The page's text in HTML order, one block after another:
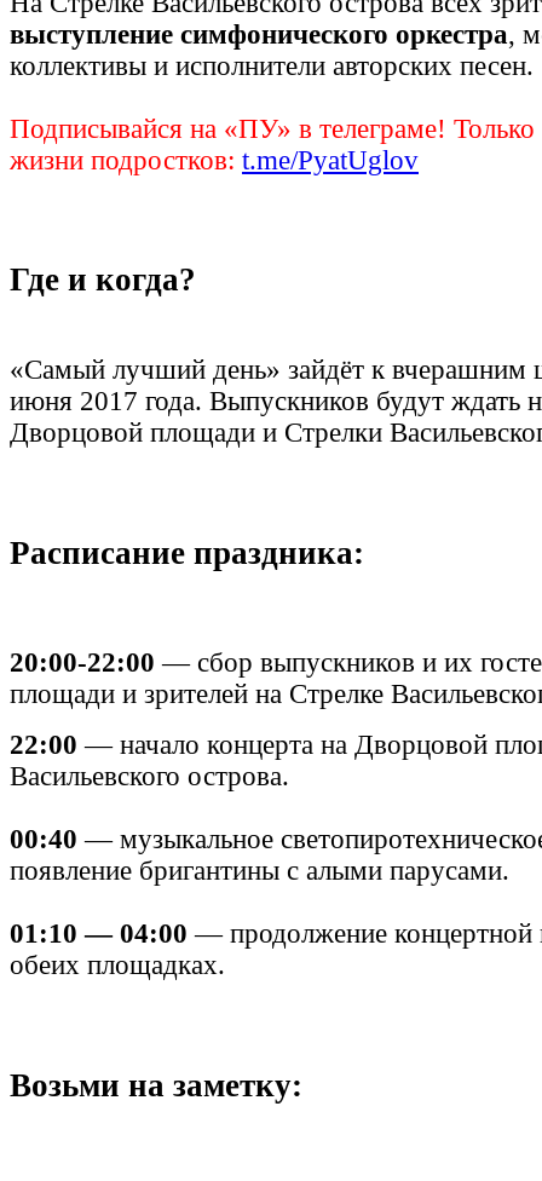
выступление симфонического оркестра,
коллективы и исполнители авторских песен.
Подписывайся на «ПУ» в телеграме!
жизни подростков: t.me/PyatUglov
Где и когда?
«Самый лучший день» зайдёт к вчерашним
июня 2017 года. Выпускников будут ждать
Дворцовой площади и Стрелки
Расписание праздника:
20:00-22:00 — сбор выпускников и их
площади и зрителей на Стрелке
22:00 — начало концерта на Дворцовой
Васильевского острова.
00:40 — музыкальное
появление бригантины с алыми парусами.
01:10 — 04:00 — продолжение концертной
обеих площадках.
Возьми на заметку: